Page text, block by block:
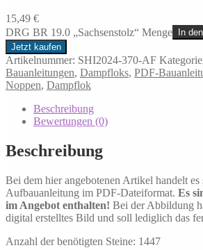
15,49 €
DRG BR 19.0 „Sachsenstolz“ Menge
In
Jetzt kaufen
Artikelnummer: SHI2024-370-AF
Bauanleitungen, Dampfloks, PDF-
Noppen, Dampflok
Beschreibung
Bewertungen (0)
Beschreibung
Bei dem hier angebotenen Artikel handelt
Aufbauanleitung im PDF-Dateiformat. Es
im Angebot enthalten! Bei der Abbildung
digital erstelltes Bild und soll lediglich das
Anzahl der benötigten Steine: 1447